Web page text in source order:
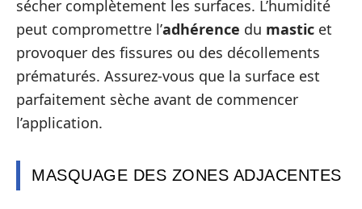
sécher complètement les surfaces. L’humidité
peut compromettre l’adhérence du mastic et
provoquer des fissures ou des décollements
prématurés. Assurez-vous que la surface est
parfaitement sèche avant de commencer
l’application.
MASQUAGE DES ZONES ADJACENTES